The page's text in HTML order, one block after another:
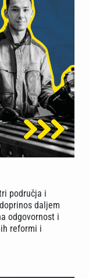
područja i
daljem
odgovornost i
reformi i